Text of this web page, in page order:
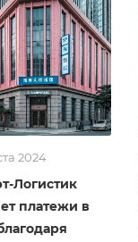
2024
Логистик
платежи в